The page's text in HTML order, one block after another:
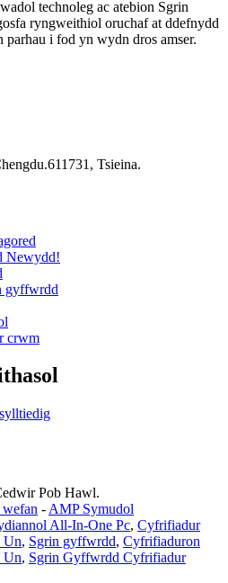
technoleg ac atebion Sgrin
ryngweithiol oruchaf at ddefnydd
i fod yn wydn dros amser.
Tsieina.
Newydd!
gyffwrdd
crwm
Pob Hawl.
- AMP Symudol
All-In-One Pc, Cyfrifiadur
Un, Sgrin gyffwrdd, Cyfrifiaduron
Un, Sgrin Gyffwrdd Cyfrifiadur